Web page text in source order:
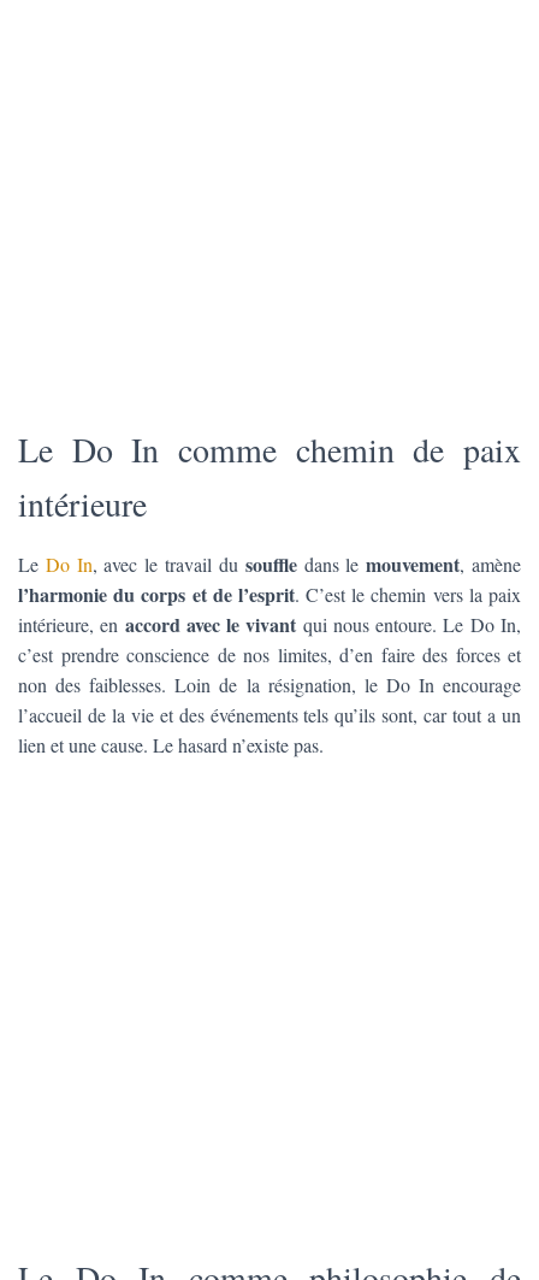
Le Do In comme chemin de paix
intérieure
Le Do In, avec le travail du souffledans lemouvement, amène
l’harmonie du corps et de l’esprit. C’est le chemin vers la paix
intérieure, en accord avec le vivant qui nous entoure. Le Do In,
c’est prendre conscience de nos limites, d’en faire des forces et
non des faiblesses. Loin de la résignation, le Do In encourage
l’accueil de la vie et des événements tels qu’ils sont, car tout a un
lien et une cause. Le hasard n’existe pas.